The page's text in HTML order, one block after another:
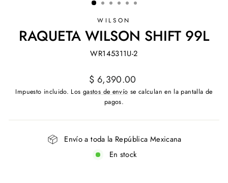
WILSON
RAQUETA WILSON SHIFT 99L
WR145311U-2
Precio
habitual
$ 6,390.00
Impuesto incluido. Los gastos de envío se calculan en la pantalla de
pagos.
Envío a toda la República Mexicana
En stock